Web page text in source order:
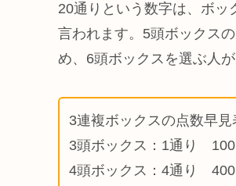
20通りという数字は、ボッ
言われます。5頭ボックス
め、6頭ボックスを選ぶ人
3連複ボックスの点数早見
3頭ボックス：1通り 100
4頭ボックス：4通り 400